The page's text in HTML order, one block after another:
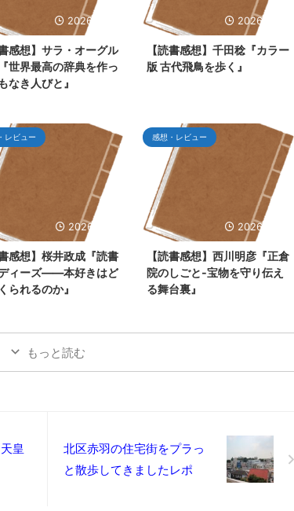
2026/7/25
書感想】サラ・オーグル
世界最高の辞典を作っ
なき人びと』
2026/6/30
【読書感想】千田稔『カラー
版 古代飛鳥を歩く』
レビュー
2026/5/31
書感想】桜井政成『読書
ィーズ――本好きはど
られるのか』
感想・レビュー
2026/5/26
【読書感想】西川明彦『正倉
院のしごと-宝物を守り伝え
る舞台裏』
もっと読む
皇
北区赤羽の住宅街をプラっ
と散歩してきましたレポ